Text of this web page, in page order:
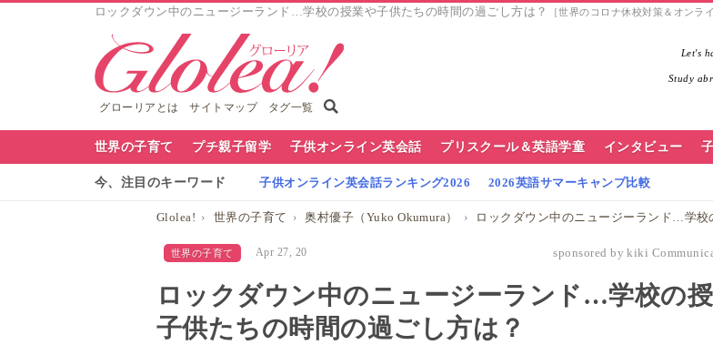
ロックダウン中のニュージーランド…学校の授業や子供たちの時間の過ごし方は？ ［世界のコロナ休校対策＆オンラ
グローリアとは サイトマップ タグ一覧
Let's
Study
世界の子育て プチ親子留学 子供オンライン英会話 プリスクール＆英語学童 インタビュー
今、注目のキーワード 子供オンライン英会話ランキング2026 2026英語サマーキャンプ比較
Glolea! 世界の子育て 奥村優子（Yuko Okumura） ロックダウン中のニュージーランド…学校
世界の子育て Apr 27, 20 sponsored by kiki
ロックダウン中のニュージーランド…学校の
子供たちの時間の過ごし方は？